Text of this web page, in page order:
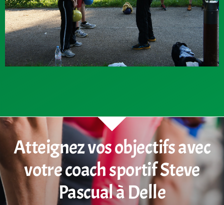
Atteignez vos objectifs avec
votre coach sportif Steve
Pascual à Delle